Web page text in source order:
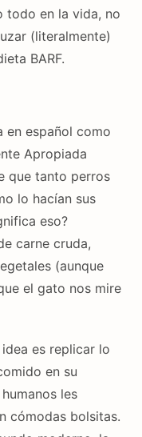
todo en la vida, no
(literalmente)
BARF.
en español como
Apropiada
que tanto perros
lo hacían sus
eso?
carne cruda,
(aunque
el gato nos mire
idea es replicar lo
en su
les
cómodas bolsitas.